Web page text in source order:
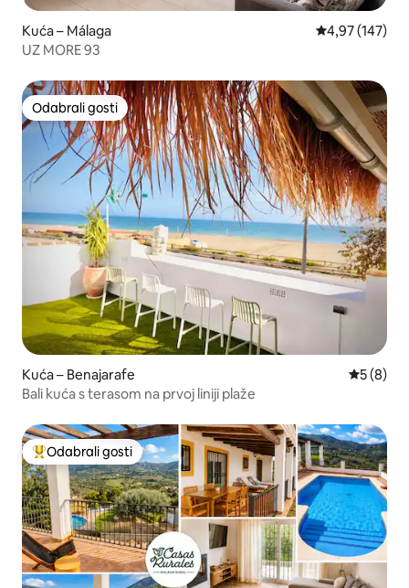
Kuća – Málaga Prosječna
4,97 (147)
UZ MORE 93
Odabrali gosti
Odabrali gosti
Kuća – Benajarafe
5 (8)
Bali kuća s terasom na prvoj liniji plaže
Među najviše rangiranima s oznakom „Odabrali gosti”
Odabrali gosti